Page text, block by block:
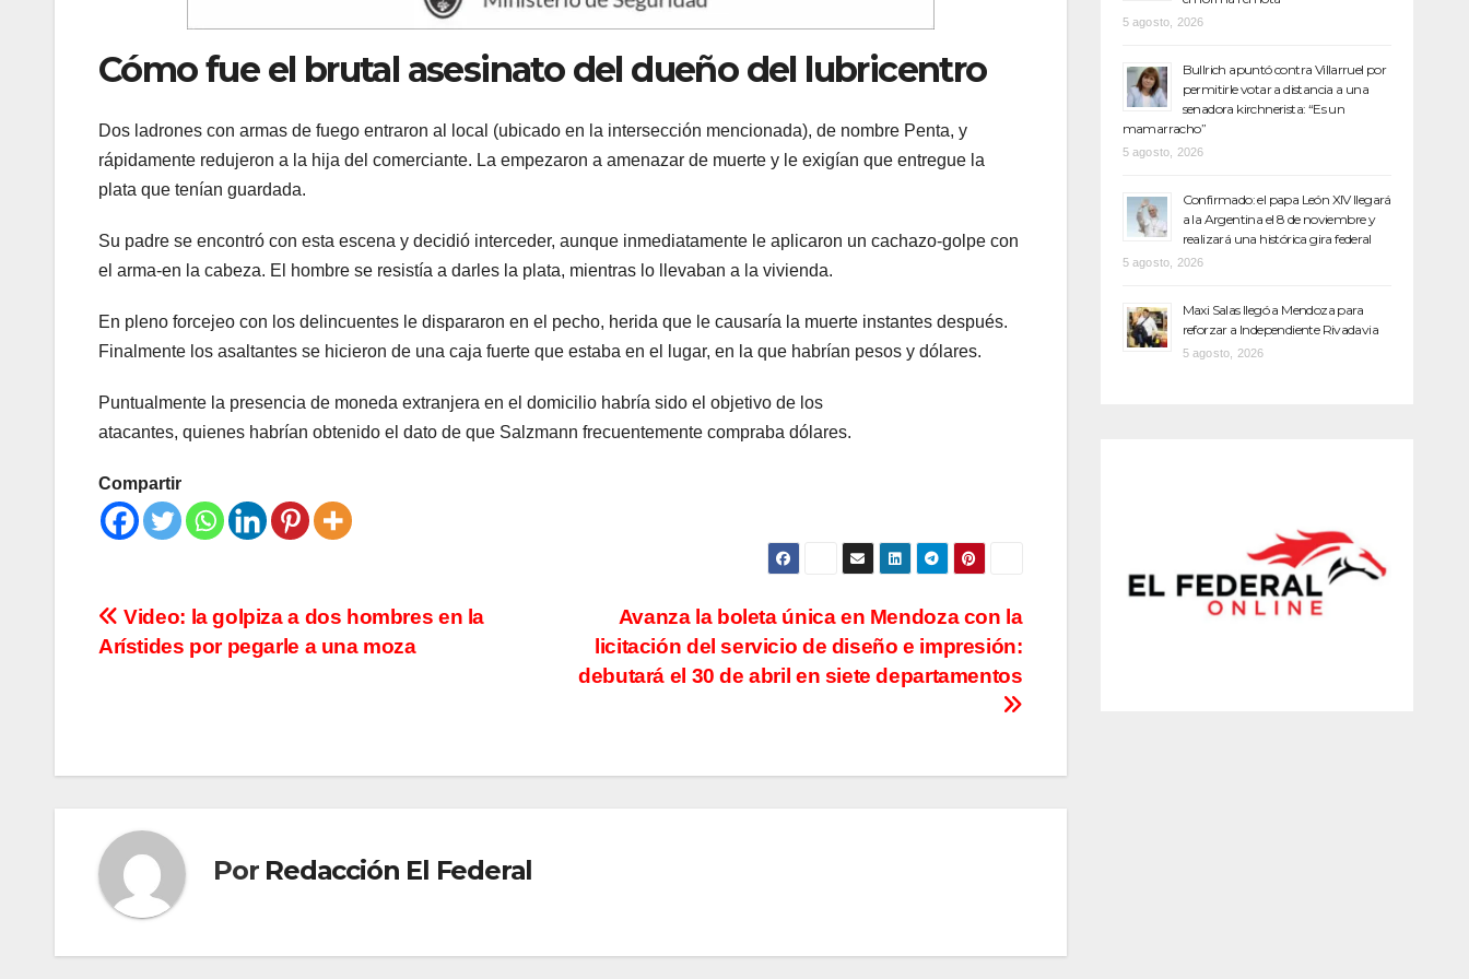
Cómo fue el brutal asesinato del dueño del lubricentro
Dos ladrones con armas de fuego entraron al local (ubicado en la intersección mencionada), de nombre Penta, y
rápidamente redujeron a la hija del comerciante. La empezaron a amenazar de muerte y le exigían que entregue la
plata que tenían guardada.
Su padre se encontró con esta escena y decidió interceder, aunque inmediatamente le aplicaron un cachazo-golpe con
el arma-en la cabeza. El hombre se resistía a darles la plata, mientras lo llevaban a la vivienda.
En pleno forcejeo con los delincuentes le dispararon en el pecho, herida que le causaría la muerte instantes después.
Finalmente los asaltantes se hicieron de una caja fuerte que estaba en el lugar, en la que habrían pesos y dólares.
Puntualmente la presencia de moneda extranjera en el domicilio habría sido el objetivo de los
atacantes, quienes habrían obtenido el dato de que Salzmann frecuentemente compraba dólares.
Compartir
Navegación
Avanza la boleta única en Mendoza con la
licitación del servicio de diseño e impresión:
debutará el 30 de abril en siete departamentos
Video: la golpiza a dos hombres en la
Arístides por pegarle a una moza
Por Redacción El Federal
5 agosto, 2026
Bullrich apuntó contra Villarruel por
permitirle votar a distancia a una
senadora kirchnerista: “Es un
mamarracho”
5 agosto, 2026
Confirmado: el papa León XIV llegará
a la Argentina el 8 de noviembre y
realizará una histórica gira federal
5 agosto, 2026
Maxi Salas llegó a Mendoza para
reforzar a Independiente Rivadavia
5 agosto, 2026